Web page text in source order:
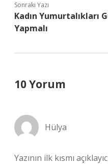
Sonraki Yazı
Kadın Yumurtalıkları
Yapmalı
10 Yorum
Hülya
Yazının ilk kısmı